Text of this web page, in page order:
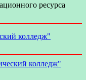
ресурса
колледж"
колледж"